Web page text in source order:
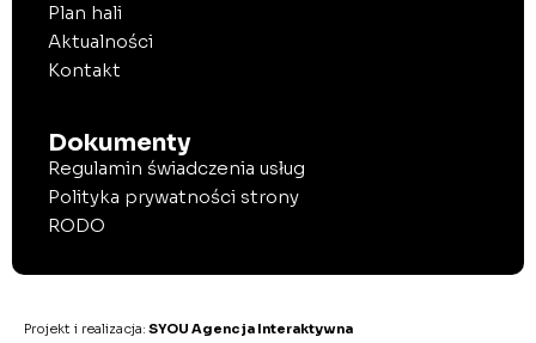
Plan hali
Aktualności
Kontakt
Dokumenty
Regulamin świadczenia usług
Polityka prywatności strony
RODO
Projekt i realizacja: SYOU Agencja Interaktywna